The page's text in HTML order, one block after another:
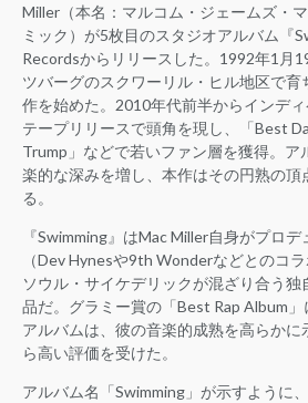
Miller（本名：マルコム・ジェームズ・
ミック）が5枚目のスタジオアルバム『
Recordsからリリースした。1992年1月
ツバーグのスクワーリル・ヒル地区で
作を始めた。2010年代前半からインデ
テープリリースで頭角を現し、「Best
Trump」などで若いファン層を獲得。ア
楽的な深みを増し、本作はその円熟の
る。
『Swimming』はMac Miller自身がプロ
（Dev Hynesや9th Wonderなどとのコ
ソウル・サイケデリックが混ざり合う
品だ。グラミー賞の「Best Rap Album
アルバムは、彼の音楽的成熟を高らか
ら高い評価を受けた。
アルバム名「Swimming」が示すように